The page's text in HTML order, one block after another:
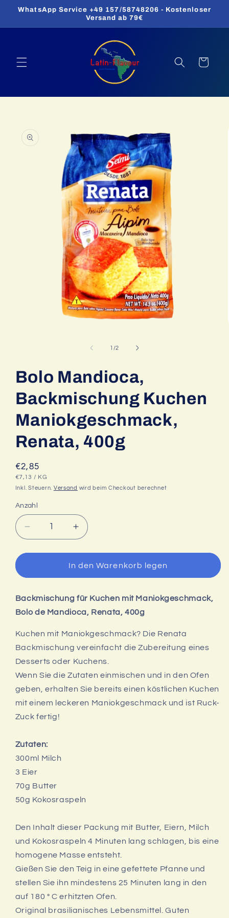
zum
WhatsApp Service +49 157/58748206 - Kostenloser
Versand ab 79€
Warenkorb
1 /von
2
Bolo Mandioca,
Backmischung Kuchen
Maniokgeschmack,
Renata, 400g
Normaler
Preis
€2,85
GRUNDPREIS
€7,13 / PRO
KG
Inkl. Steuern. Versand wird beim Checkout berechnet
Anzahl
Verringere
die
Mandioca,
Kuchen
Maniokgeschmack,
Erhöhe
die
Bolo
Mandioca,
Kuchen
Maniokgeschmack,
Renata,
In den Warenkorb legen
Backmischung für Kuchen mit Maniokgeschmack,
Bolo de Mandioca, Renata, 400g
Kuchen mit Maniokgeschmack? Die Renata
Backmischung vereinfacht die Zubereitung eines
Desserts oder Kuchens.
Wenn Sie die Zutaten einmischen und in den Ofen
geben, erhalten Sie bereits einen köstlichen Kuchen
mit einem leckeren Maniokgeschmack und ist Ruck-
Zuck fertig!
Zutaten:
300ml Milch
3 Eier
70g Butter
50g Kokosraspeln
Den Inhalt dieser Packung mit Butter, Eiern, Milch
und Kokosraspeln 4 Minuten lang schlagen, bis eine
homogene Masse entsteht.
Gießen Sie den Teig in eine gefettete Pfanne und
stellen Sie ihn mindestens 25 Minuten lang in den
auf 180 ° C erhitzten Ofen.
Original brasilianisches Lebensmittel. Guten